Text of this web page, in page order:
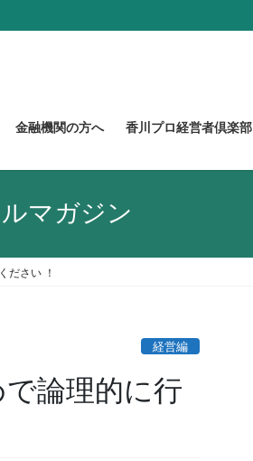
金融機関の方へ 香川プロ経営者倶楽部
マガジン
ださい ！
経営編
で論理的に行